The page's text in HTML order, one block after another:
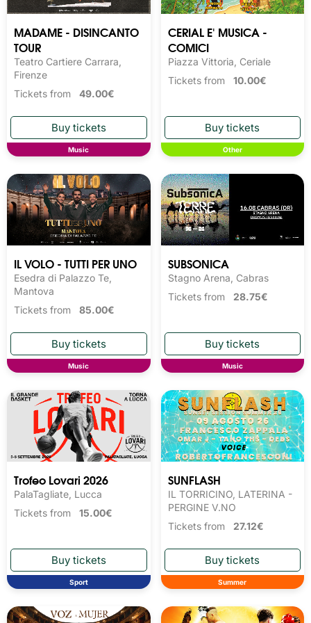
MADAME - DISINCANTO
TOUR
Teatro Cartiere Carrara,
Firenze
Tickets from 49.00€
Music
CERIAL E' MUSICA -
COMICI
Piazza Vittoria, Ceriale
Tickets from 10.00€
Other
IL VOLO - TUTTI PER UNO
Esedra di Palazzo Te,
Mantova
Tickets from 85.00€
Music
SUBSONICA
Stagno Arena, Cabras
Tickets from 28.75€
Music
Trofeo Lovari 2026
PalaTagliate, Lucca
Tickets from 15.00€
Sport
SUNFLASH
IL TORRICINO, LATERINA -
PERGINE V.NO
Tickets from 27.12€
Summer